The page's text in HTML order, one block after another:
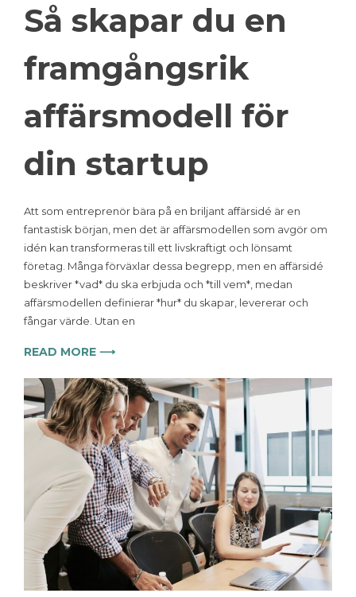
Så skapar du en
framgångsrik
affärsmodell för
din startup
Att som entreprenör bära på en briljant affärsidé är en
fantastisk början, men det är affärsmodellen som avgör om
idén kan transformeras till ett livskraftigt och lönsamt
företag. Många förväxlar dessa begrepp, men en affärsidé
beskriver *vad* du ska erbjuda och *till vem*, medan
affärsmodellen definierar *hur* du skapar, levererar och
fångar värde. Utan en
READ MORE ⟶